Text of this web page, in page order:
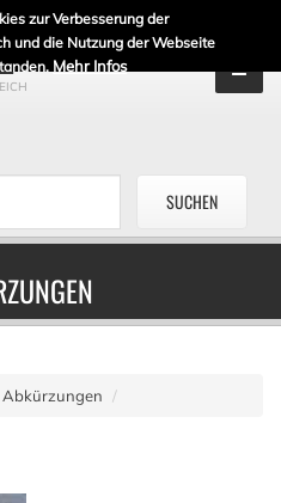
zur Verbesserung der
und die Nutzung der Webseite
Mehr Infos
Abkürzungen